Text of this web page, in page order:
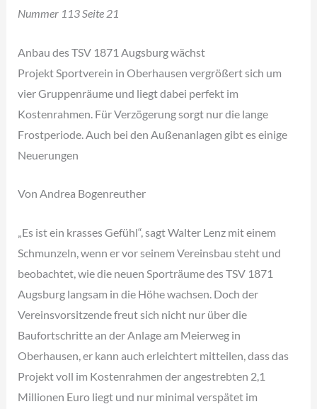
Nummer 113 Seite 21
Anbau des TSV 1871 Augsburg wächst
Projekt Sportverein in Oberhausen vergrößert sich um
vier Gruppenräume und liegt dabei perfekt im
Kostenrahmen. Für Verzögerung sorgt nur die lange
Frostperiode. Auch bei den Außenanlagen gibt es einige
Neuerungen
Von Andrea Bogenreuther
„Es ist ein krasses Gefühl“, sagt Walter Lenz mit einem
Schmunzeln, wenn er vor seinem Vereinsbau steht und
beobachtet, wie die neuen Sporträume des TSV 1871
Augsburg langsam in die Höhe wachsen. Doch der
Vereinsvorsitzende freut sich nicht nur über die
Baufortschritte an der Anlage am Meierweg in
Oberhausen, er kann auch erleichtert mitteilen, dass das
Projekt voll im Kostenrahmen der angestrebten 2,1
Millionen Euro liegt und nur minimal verspätet im